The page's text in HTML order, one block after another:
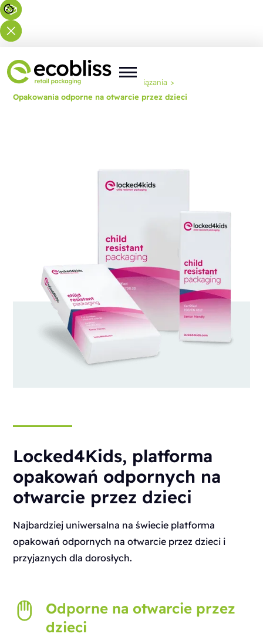
Jesteś tutaj: Strona główna Rozwiązania >
Opakowania odporne na otwarcie przez dzieci
Locked4Kids, platforma
opakowań odpornych na
otwarcie przez dzieci
Najbardziej uniwersalna na świecie platforma
opakowań odpornych na otwarcie przez dzieci i
przyjaznych dla dorosłych.
Odporne na otwarcie przez
dzieci